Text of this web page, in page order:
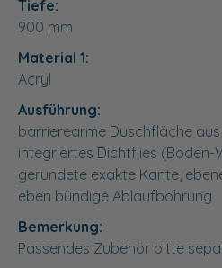
Tiefe:
900 mm
Material 1:
Acryl
Ausführung:
barrierearme Duschfläche
integriertes Dichtflies
gerundete exakte Kante,
eben bündige Ablaufbohrung
Bemerkung:
Passendes Zubehör bitte